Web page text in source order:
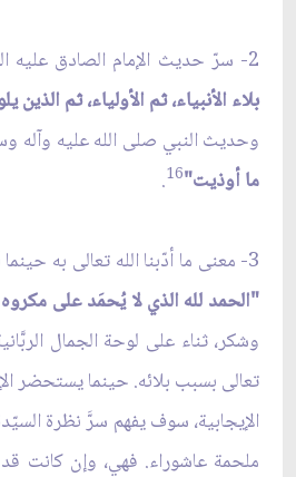
2- سرّ حديث الإمام الصادق عليه السلام :
بلاء الأنبياء، ثم الأولياء، ثم الذين
وحديث النبي صلى الله عليه وآله
ما أوذيت"16
.
3- معنى ما أدّبنا الله تعالى به حينما نُصاب بابتلاء، بأن نقول:
"الحمد لله الذي لا يُحمَد على
وشكر، ثناء على لوحة الجمال
تعالى بسبب بلائه. حينما يستحضر
الإيجابية، سوف يفهم سرَّ نظرة
ملحمة عاشوراء. فهي، وإن كانت